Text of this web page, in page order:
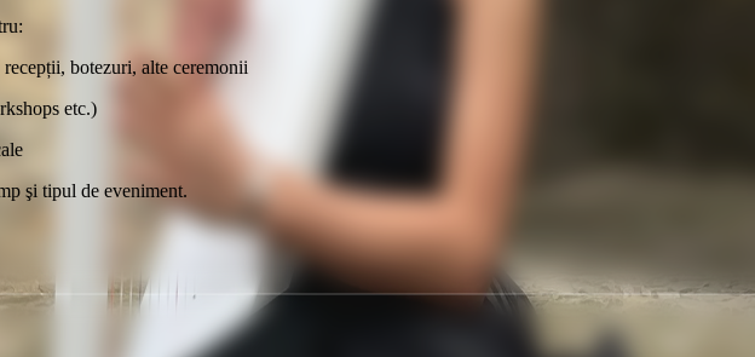
botezuri, alte ceremonii
etc.)
şi tipul de eveniment.